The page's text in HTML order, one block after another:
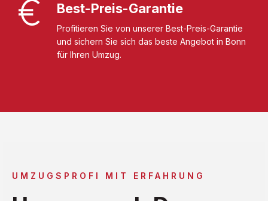
Best-Preis-Garantie
Profitieren Sie von unserer Best-Preis-Garantie
und sichern Sie sich das beste Angebot in Bonn
für Ihren Umzug.
UMZUGSPROFI MIT ERFAHRUNG